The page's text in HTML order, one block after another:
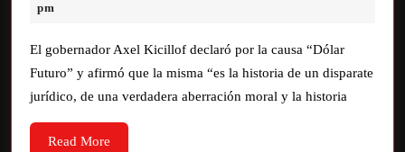
pm
El gobernador Axel Kicillof declaró por la causa “Dólar
Futuro” y afirmó que la misma “es la historia de un disparate
jurídico, de una verdadera aberración moral y la historia
Read More